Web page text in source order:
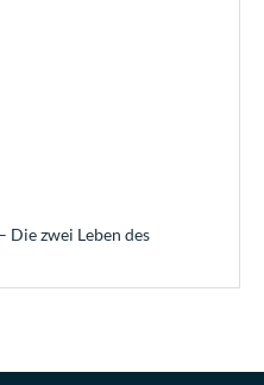
Die zwei Leben des